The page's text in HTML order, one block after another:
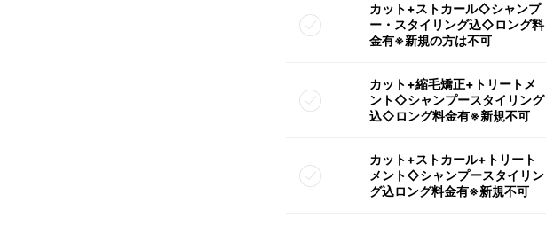
カット+ストカール◇シャンプ
ー・スタイリング込◇ロング料
金有※新規の方は不可
カット+縮毛矯正+トリートメ
ント◇シャンプースタイリング
込◇ロング料金有※新規不可
カット+ストカール+トリート
メント◇シャンプースタイリン
グ込ロング料金有※新規不可